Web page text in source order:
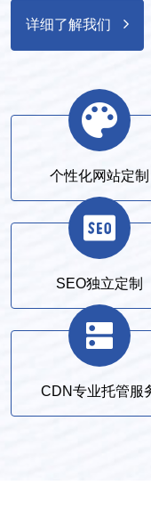
详细了解我们
个性化网站定制
SEO独立定制
CDN专业托管服